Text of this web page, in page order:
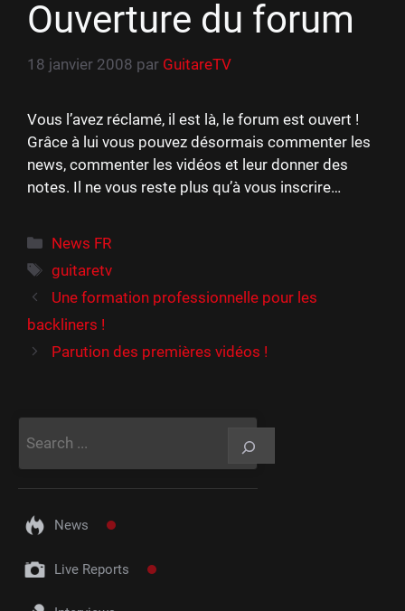
Ouverture du forum
18 janvier 2008 par GuitareTV
Vous l’avez réclamé, il est là, le forum est ouvert !
Grâce à lui vous pouvez désormais commenter les
news, commenter les vidéos et leur donner des
notes. Il ne vous reste plus qu’à vous inscrire…
Catégories
News FR
Étiquettes
guitaretv
Une formation professionnelle pour les
backliners !
Parution des premières vidéos !
News
Live Reports